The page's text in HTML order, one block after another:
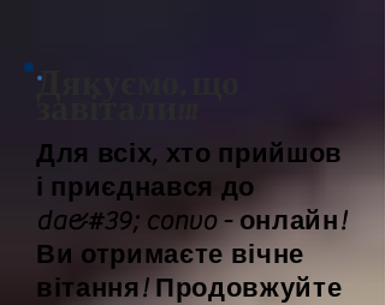
Дякуємо, що
Для всіх, хто прийшов
і приєднався до
da&#39; convo - онлайн!
Ви отримаєте вічне
вітання! Продовжуйте